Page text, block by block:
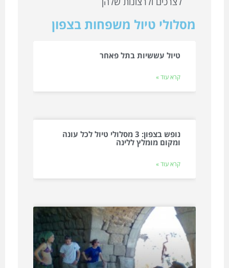
מסלולי טיול משפחות בצפון
טיול עששיות בתל פאחר
קרא עוד »
נופש בצפון: 3 מסלולי טיול לכל עונה
ומקום מומלץ ללינה
קרא עוד »